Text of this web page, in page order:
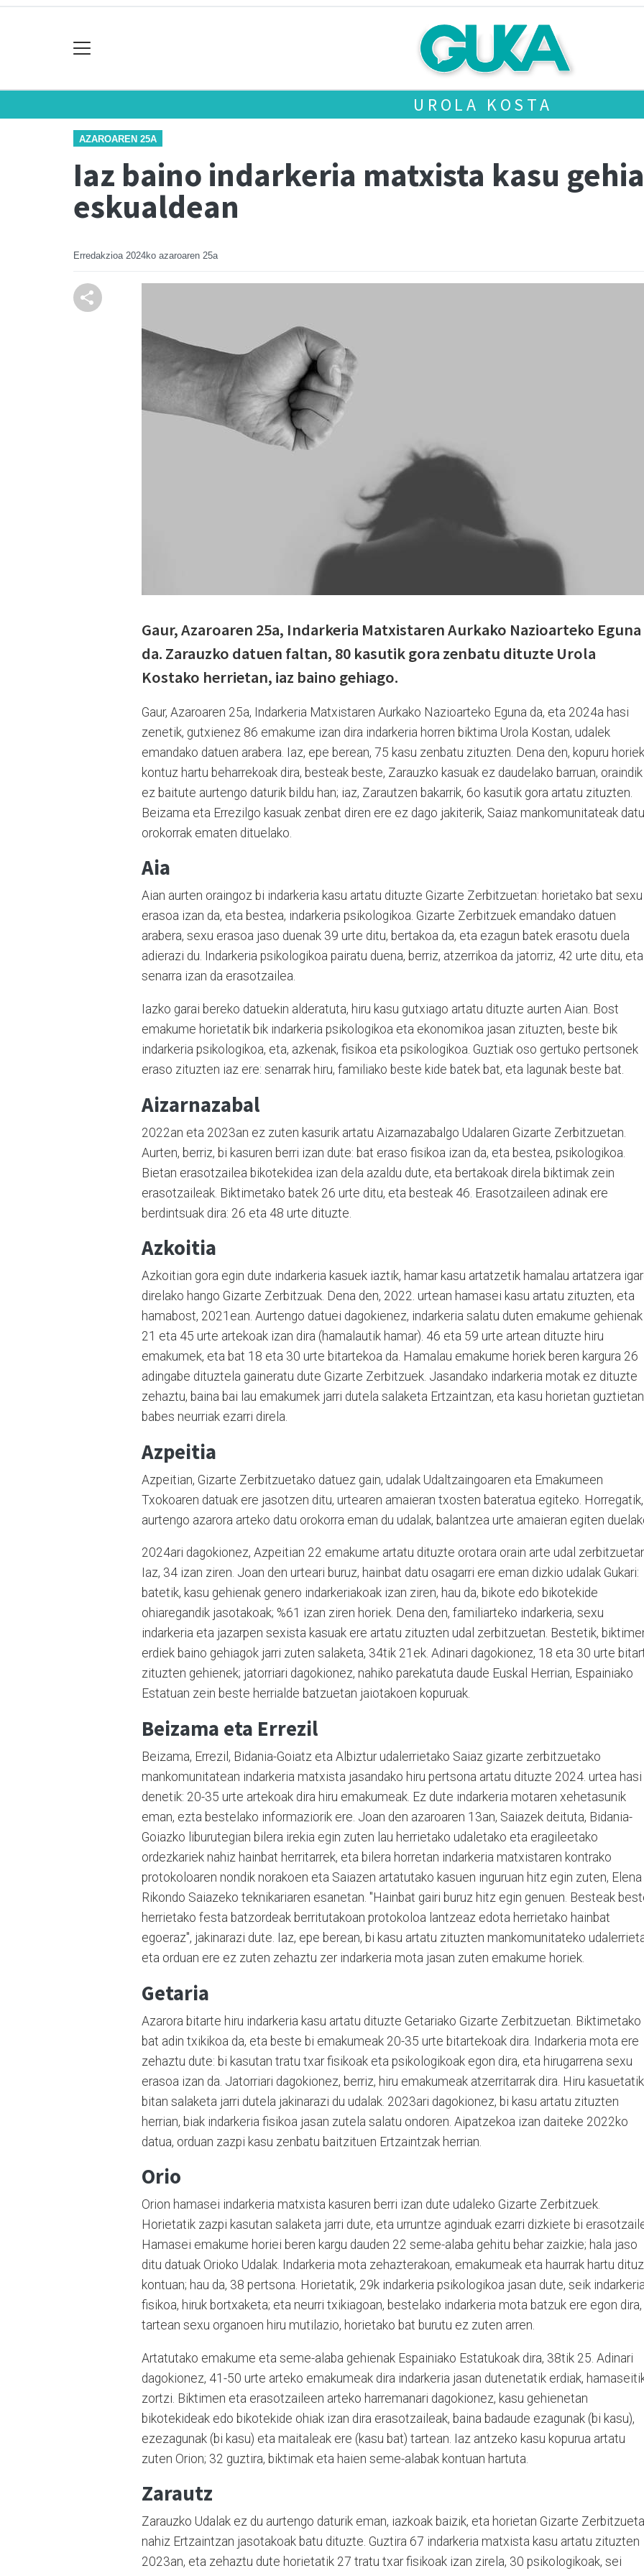
UROLA KOSTA
AZAROAREN 25A
Iaz baino indarkeria matxista kasu
eskualdean
Erredakzioa 2024ko azaroaren 25a
Gaur, Azaroaren 25a, Indarkeria Matxistaren Aurkako Nazioarteko Eguna
da. Zarauzko datuen faltan, 80 kasutik gora zenbatu dituzte Urola
Kostako herrietan, iaz baino gehiago.
Gaur, Azaroaren 25a, Indarkeria Matxistaren Aurkako Nazioarteko Eguna da, eta 2024a hasi
zenetik, gutxienez 86 emakume izan dira indarkeria horren biktima Urola Kostan, udalek
emandako datuen arabera. Iaz, epe berean, 75 kasu zenbatu zituzten. Dena den, kopuru horiek
kontuz hartu beharrekoak dira, besteak beste, Zarauzko kasuak ez daudelako barruan, oraindik
ez baitute aurtengo daturik bildu han; iaz, Zarautzen bakarrik, 6o kasutik gora artatu zituzten.
Beizama eta Errezilgo kasuak zenbat diren ere ez dago jakiterik, Saiaz mankomunitateak datu
orokorrak ematen dituelako.
Aia
Aian aurten oraingoz bi indarkeria kasu artatu dituzte Gizarte Zerbitzuetan: horietako bat sexu
erasoa izan da, eta bestea, indarkeria psikologikoa. Gizarte Zerbitzuek emandako datuen
arabera, sexu erasoa jaso duenak 39 urte ditu, bertakoa da, eta ezagun batek erasotu duela
adierazi du. Indarkeria psikologikoa pairatu duena, berriz, atzerrikoa da jatorriz, 42 urte ditu, eta
senarra izan da erasotzailea.
Iazko garai bereko datuekin alderatuta, hiru kasu gutxiago artatu dituzte aurten Aian. Bost
emakume horietatik bik indarkeria psikologikoa eta ekonomikoa jasan zituzten, beste bik
indarkeria psikologikoa, eta, azkenak, fisikoa eta psikologikoa. Guztiak oso gertuko pertsonek
eraso zituzten iaz ere: senarrak hiru, familiako beste kide batek bat, eta lagunak beste bat.
Aizarnazabal
2022an eta 2023an ez zuten kasurik artatu Aizarnazabalgo Udalaren Gizarte Zerbitzuetan.
Aurten, berriz, bi kasuren berri izan dute: bat eraso fisikoa izan da, eta bestea, psikologikoa.
Bietan erasotzailea bikotekidea izan dela azaldu dute, eta bertakoak direla biktimak zein
erasotzaileak. Biktimetako batek 26 urte ditu, eta besteak 46. Erasotzaileen adinak ere
berdintsuak dira: 26 eta 48 urte dituzte.
Azkoitia
Azkoitian gora egin dute indarkeria kasuek iaztik, hamar kasu artatzetik hamalau artatzera
direlako hango Gizarte Zerbitzuak. Dena den, 2022. urtean hamasei kasu artatu zituzten, eta
hamabost, 2021ean. Aurtengo datuei dagokienez, indarkeria salatu duten emakume gehienak
21 eta 45 urte artekoak izan dira (hamalautik hamar). 46 eta 59 urte artean dituzte hiru
emakumek, eta bat 18 eta 30 urte bitartekoa da. Hamalau emakume horiek beren kargura 26
adingabe dituztela gaineratu dute Gizarte Zerbitzuek. Jasandako indarkeria motak ez dituzte
zehaztu, baina bai lau emakumek jarri dutela salaketa Ertzaintzan, eta kasu horietan guztietan
babes neurriak ezarri direla.
Azpeitia
Azpeitian, Gizarte Zerbitzuetako datuez gain, udalak Udaltzaingoaren eta Emakumeen
Txokoaren datuak ere jasotzen ditu, urtearen amaieran txosten bateratua egiteko. Horregatik,
aurtengo azarora arteko datu orokorra eman du udalak, balantzea urte amaieran egiten
2024ari dagokionez, Azpeitian 22 emakume artatu dituzte orotara orain arte udal
Iaz, 34 izan ziren. Joan den urteari buruz, hainbat datu osagarri ere eman dizkio udalak Gukari:
batetik, kasu gehienak genero indarkeriakoak izan ziren, hau da, bikote edo bikotekide
ohiaregandik jasotakoak; %61 izan ziren horiek. Dena den, familiarteko indarkeria, sexu
indarkeria eta jazarpen sexista kasuak ere artatu zituzten udal zerbitzuetan. Bestetik,
erdiek baino gehiagok jarri zuten salaketa, 34tik 21ek. Adinari dagokionez, 18 eta 30 urte
zituzten gehienek; jatorriari dagokionez, nahiko parekatuta daude Euskal Herrian, Espainiako
Estatuan zein beste herrialde batzuetan jaiotakoen kopuruak.
Beizama eta Errezil
Beizama, Errezil, Bidania-Goiatz eta Albiztur udalerrietako Saiaz gizarte zerbitzuetako
mankomunitatean indarkeria matxista jasandako hiru pertsona artatu dituzte 2024. urtea hasi
denetik: 20-35 urte artekoak dira hiru emakumeak. Ez dute indarkeria motaren xehetasunik
eman, ezta bestelako informaziorik ere. Joan den azaroaren 13an, Saiazek deituta, Bidania-
Goiazko liburutegian bilera irekia egin zuten lau herrietako udaletako eta eragileetako
ordezkariek nahiz hainbat herritarrek, eta bilera horretan indarkeria matxistaren kontrako
protokoloaren nondik norakoen eta Saiazen artatutako kasuen inguruan hitz egin zuten, Elena
Rikondo Saiazeko teknikariaren esanetan. "Hainbat gairi buruz hitz egin genuen. Besteak
herrietako festa batzordeak berritutakoan protokoloa lantzeaz edota herrietako hainbat
egoeraz", jakinarazi dute. Iaz, epe berean, bi kasu artatu zituzten mankomunitateko
eta orduan ere ez zuten zehaztu zer indarkeria mota jasan zuten emakume horiek.
Getaria
Azarora bitarte hiru indarkeria kasu artatu dituzte Getariako Gizarte Zerbitzuetan. Biktimetako
bat adin txikikoa da, eta beste bi emakumeak 20-35 urte bitartekoak dira. Indarkeria mota ere
zehaztu dute: bi kasutan tratu txar fisikoak eta psikologikoak egon dira, eta hirugarrena sexu
erasoa izan da. Jatorriari dagokionez, berriz, hiru emakumeak atzerritarrak dira. Hiru kasuetatik
bitan salaketa jarri dutela jakinarazi du udalak. 2023ari dagokionez, bi kasu artatu zituzten
herrian, biak indarkeria fisikoa jasan zutela salatu ondoren. Aipatzekoa izan daiteke 2022ko
datua, orduan zazpi kasu zenbatu baitzituen Ertzaintzak herrian.
Orio
Orion hamasei indarkeria matxista kasuren berri izan dute udaleko Gizarte Zerbitzuek.
Horietatik zazpi kasutan salaketa jarri dute, eta urruntze aginduak ezarri dizkiete bi
Hamasei emakume horiei beren kargu dauden 22 seme-alaba gehitu behar zaizkie; hala jaso
ditu datuak Orioko Udalak. Indarkeria mota zehazterakoan, emakumeak eta haurrak hartu
kontuan; hau da, 38 pertsona. Horietatik, 29k indarkeria psikologikoa jasan dute, seik
fisikoa, hiruk bortxaketa; eta neurri txikiagoan, bestelako indarkeria mota batzuk ere egon dira,
tartean sexu organoen hiru mutilazio, horietako bat burutu ez zuten arren.
Artatutako emakume eta seme-alaba gehienak Espainiako Estatukoak dira, 38tik 25. Adinari
dagokionez, 41-50 urte arteko emakumeak dira indarkeria jasan dutenetatik erdiak,
zortzi. Biktimen eta erasotzaileen arteko harremanari dagokionez, kasu gehienetan
bikotekideak edo bikotekide ohiak izan dira erasotzaileak, baina badaude ezagunak (bi kasu),
ezezagunak (bi kasu) eta maitaleak ere (kasu bat) tartean. Iaz antzeko kasu kopurua artatu
zuten Orion; 32 guztira, biktimak eta haien seme-alabak kontuan hartuta.
Zarautz
Zarauzko Udalak ez du aurtengo daturik eman, iazkoak baizik, eta horietan Gizarte
nahiz Ertzaintzan jasotakoak batu dituzte. Guztira 67 indarkeria matxista kasu artatu zituzten
2023an, eta zehaztu dute horietatik 27 tratu txar fisikoak izan zirela, 30 psikologikoak, sei